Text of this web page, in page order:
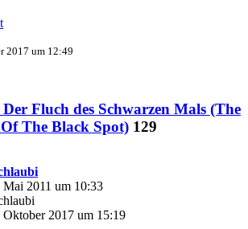
2017 um 12:49
Fluch des Schwarzen Mals (The
The Black Spot) 129
Mai 2011 um 10:33
Oktober 2017 um 15:19